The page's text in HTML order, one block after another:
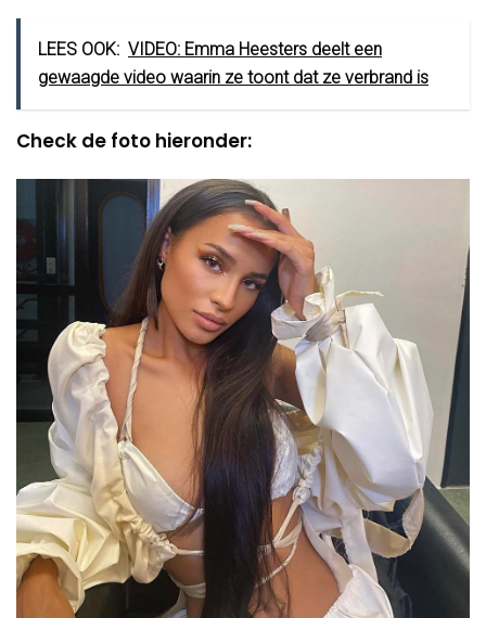
LEES OOK: VIDEO: Emma Heesters deelt een
gewaagde video waarin ze toont dat ze verbrand is
Check de foto hieronder: